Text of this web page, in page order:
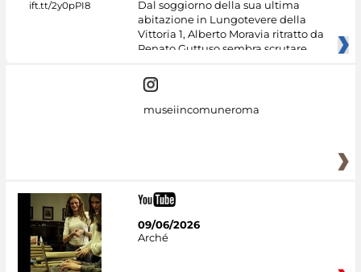
Dal soggiorno della sua ultima
abitazione in Lungotevere della
Vittoria 1, Alberto Moravia ritratto da
Renato Guttuso sembra scrutare
museiincomuneroma
09/06/2026
Arché